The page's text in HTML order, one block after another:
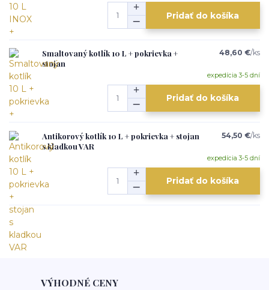
Pridať do košíka
Smaltovaný kotlík 10 L + pokrievka +
stojan
48,60 €/ks
expedícia 3-5 dní
Pridať do košíka
Antikorový kotlík 10 L + pokrievka + stojan
s kladkou VAR
54,50 €/ks
expedícia 3-5 dní
Pridať do košíka
VÝHODNÉ CENY